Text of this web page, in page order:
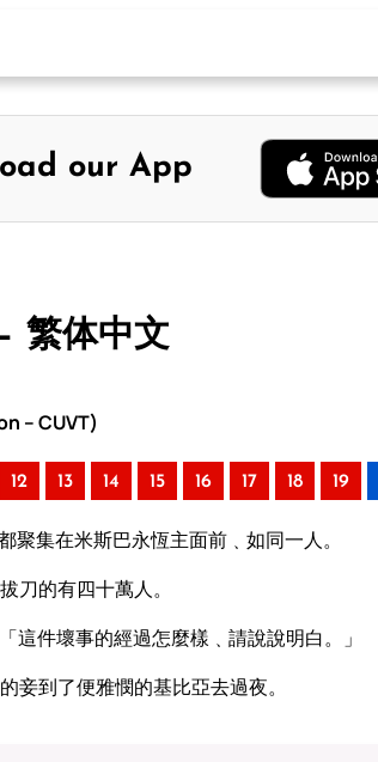
our App
繁体中文
– CUVT)
12 13 14 15 16 17 18 19
集在米斯巴永恆主面前﹑如同一人。
刀的有四十萬人。
這件壞事的經過怎麼樣﹑請說說明白。」
到了便雅憫的基比亞去過夜。